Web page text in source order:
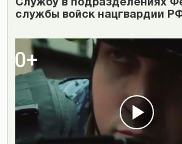
Cлужбу в подразделениях
службы войск нацгвардии